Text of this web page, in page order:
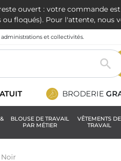
ouvert : votre commande
ou floqués). Pour l'attente, nous
et collectivités.

BRODERIE
BLOUSE DE TRAVAIL
PAR MÉTIER
VÊTEMENTS DE
TRAVAIL